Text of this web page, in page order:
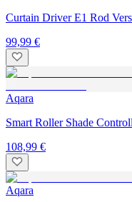
Curtain Driver E1 Rod
99,99 €
Aqara
Smart Roller Shade
108,99 €
Aqara